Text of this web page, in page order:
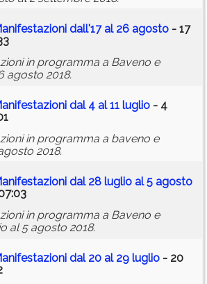
dall'17 al 26 agosto - 17
in programma a Baveno e
agosto 2018.
dal 4 al 11 luglio - 4
in programma a baveno e
2018.
dal 28 luglio al 5 agosto
in programma a Baveno e
al 5 agosto 2018.
dal 20 al 29 luglio - 20